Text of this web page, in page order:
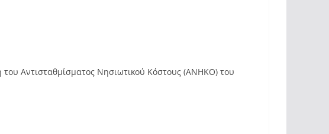
Αντισταθμίσματος Νησιωτικού Κόστους (ΑΝΗΚΟ) του